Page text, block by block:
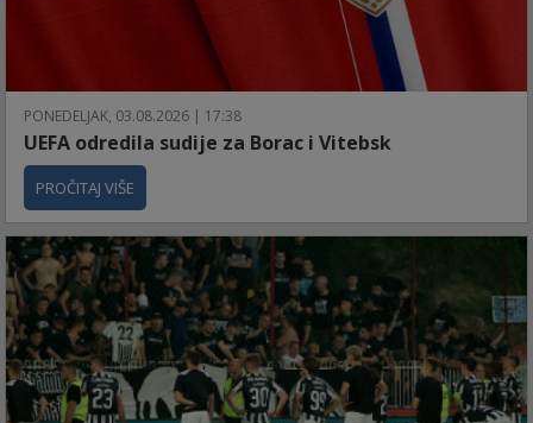
PONEDELJAK, 03.08.2026 | 17:38
UEFA odredila sudije za Borac i Vitebsk
PROČITAJ VIŠE